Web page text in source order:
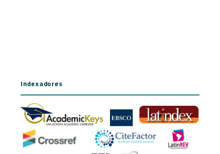
Indexadores